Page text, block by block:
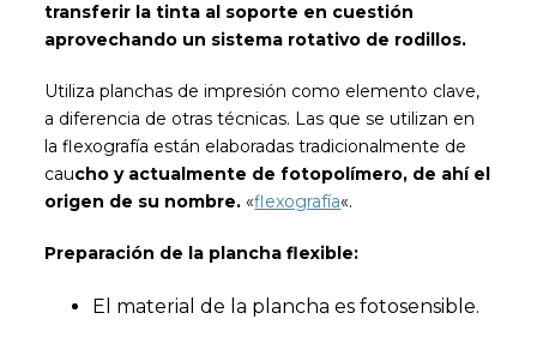
transferir la tinta al soporte en cuestión
aprovechando un sistema rotativo de rodillos.
Utiliza planchas de impresión como elemento clave,
a diferencia de otras técnicas. Las que se utilizan en
la flexografía están elaboradas tradicionalmente de
caucho y actualmente de fotopolímero, de ahí el
origen de su nombre. «flexografía«.
Preparación de la plancha flexible:
El material de la plancha es fotosensible.